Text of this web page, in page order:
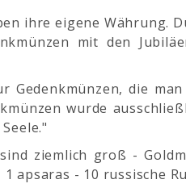
ihre eigene Währung.
mit den
die
wurde
ziemlich groß -
apsaras - 10 russische